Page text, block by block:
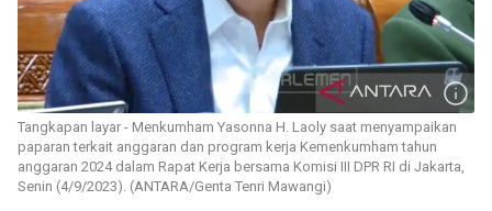
Tangkapan layar - Menkumham Yasonna H. Laoly saat menyampaikan
paparan terkait anggaran dan program kerja Kemenkumham tahun
anggaran 2024 dalam Rapat Kerja bersama Komisi III DPR RI di Jakarta,
Senin (4/9/2023). (ANTARA/Genta Tenri Mawangi)